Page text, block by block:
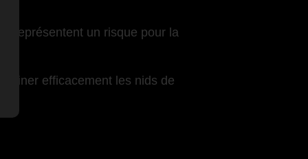
représentent un risque pour la
efficacement les nids de